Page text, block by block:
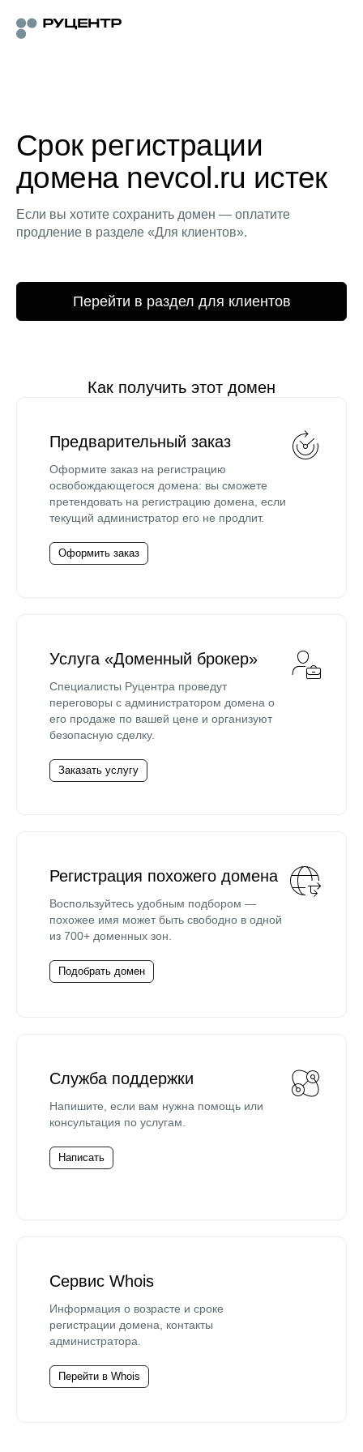
Срок регистрации
домена nevcol.ru истек
Если вы хотите сохранить домен — оплатите
продление в разделе «Для клиентов».
Перейти в раздел для клиентов
Как получить этот домен
Предварительный заказ
Оформите заказ на регистрацию
освобождающегося домена: вы сможете
претендовать на регистрацию домена, если
текущий администратор его не продлит.
Оформить заказ
Услуга «Доменный брокер»
Специалисты Руцентра проведут
переговоры с администратором домена о
его продаже по вашей цене и организуют
безопасную сделку.
Заказать услугу
Регистрация похожего домена
Воспользуйтесь удобным подбором —
похожее имя может быть свободно в одной
из 700+ доменных зон.
Подобрать домен
Служба поддержки
Напишите, если вам нужна помощь или
консультация по услугам.
Написать
Сервис Whois
Информация о возрасте и сроке
регистрации домена, контакты
администратора.
Перейти в Whois